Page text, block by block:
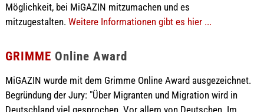
Möglichkeit, bei MiGAZIN mitzumachen und es
mitzugestalten. Weitere Informationen gibt es hier ...
GRIMME Online Award
MiGAZIN wurde mit dem Grimme Online Award ausgezeichnet.
Begründung der Jury: "Über Migranten und Migration wird in
Deutschland viel gesprochen. Vor allem von Deutschen. Im